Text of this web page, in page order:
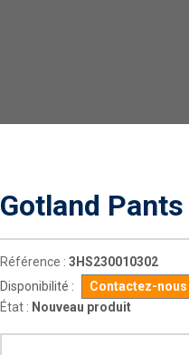
Gotland Pants
Référence : 3HS230010302
Disponibilité :
Contactez-
État : Nouveau produit